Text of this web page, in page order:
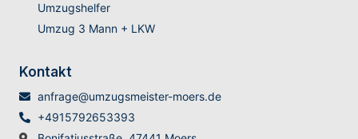
Umzugshelfer
Umzug 3 Mann + LKW
Kontakt
anfrage@umzugsmeister-moers.de
+4915792653393